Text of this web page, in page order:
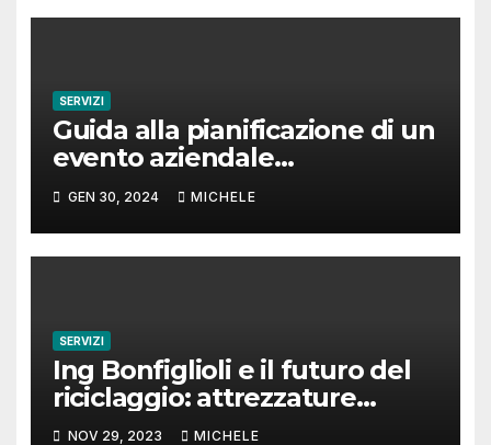
SERVIZI
Guida alla pianificazione di un
evento aziendale
indimenticabile
GEN 30, 2024 MICHELE
SERVIZI
Ing Bonfiglioli e il futuro del
riciclaggio: attrezzature
mobili che fanno la differenza
NOV 29, 2023 MICHELE